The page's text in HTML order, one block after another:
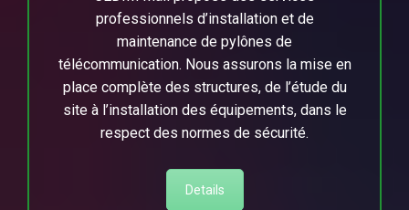
professionnels d’installation et de
maintenance de pylônes de
télécommunication. Nous assurons la mise en
place complète des structures, de l’étude du
site à l’installation des équipements, dans le
respect des normes de sécurité.
Details